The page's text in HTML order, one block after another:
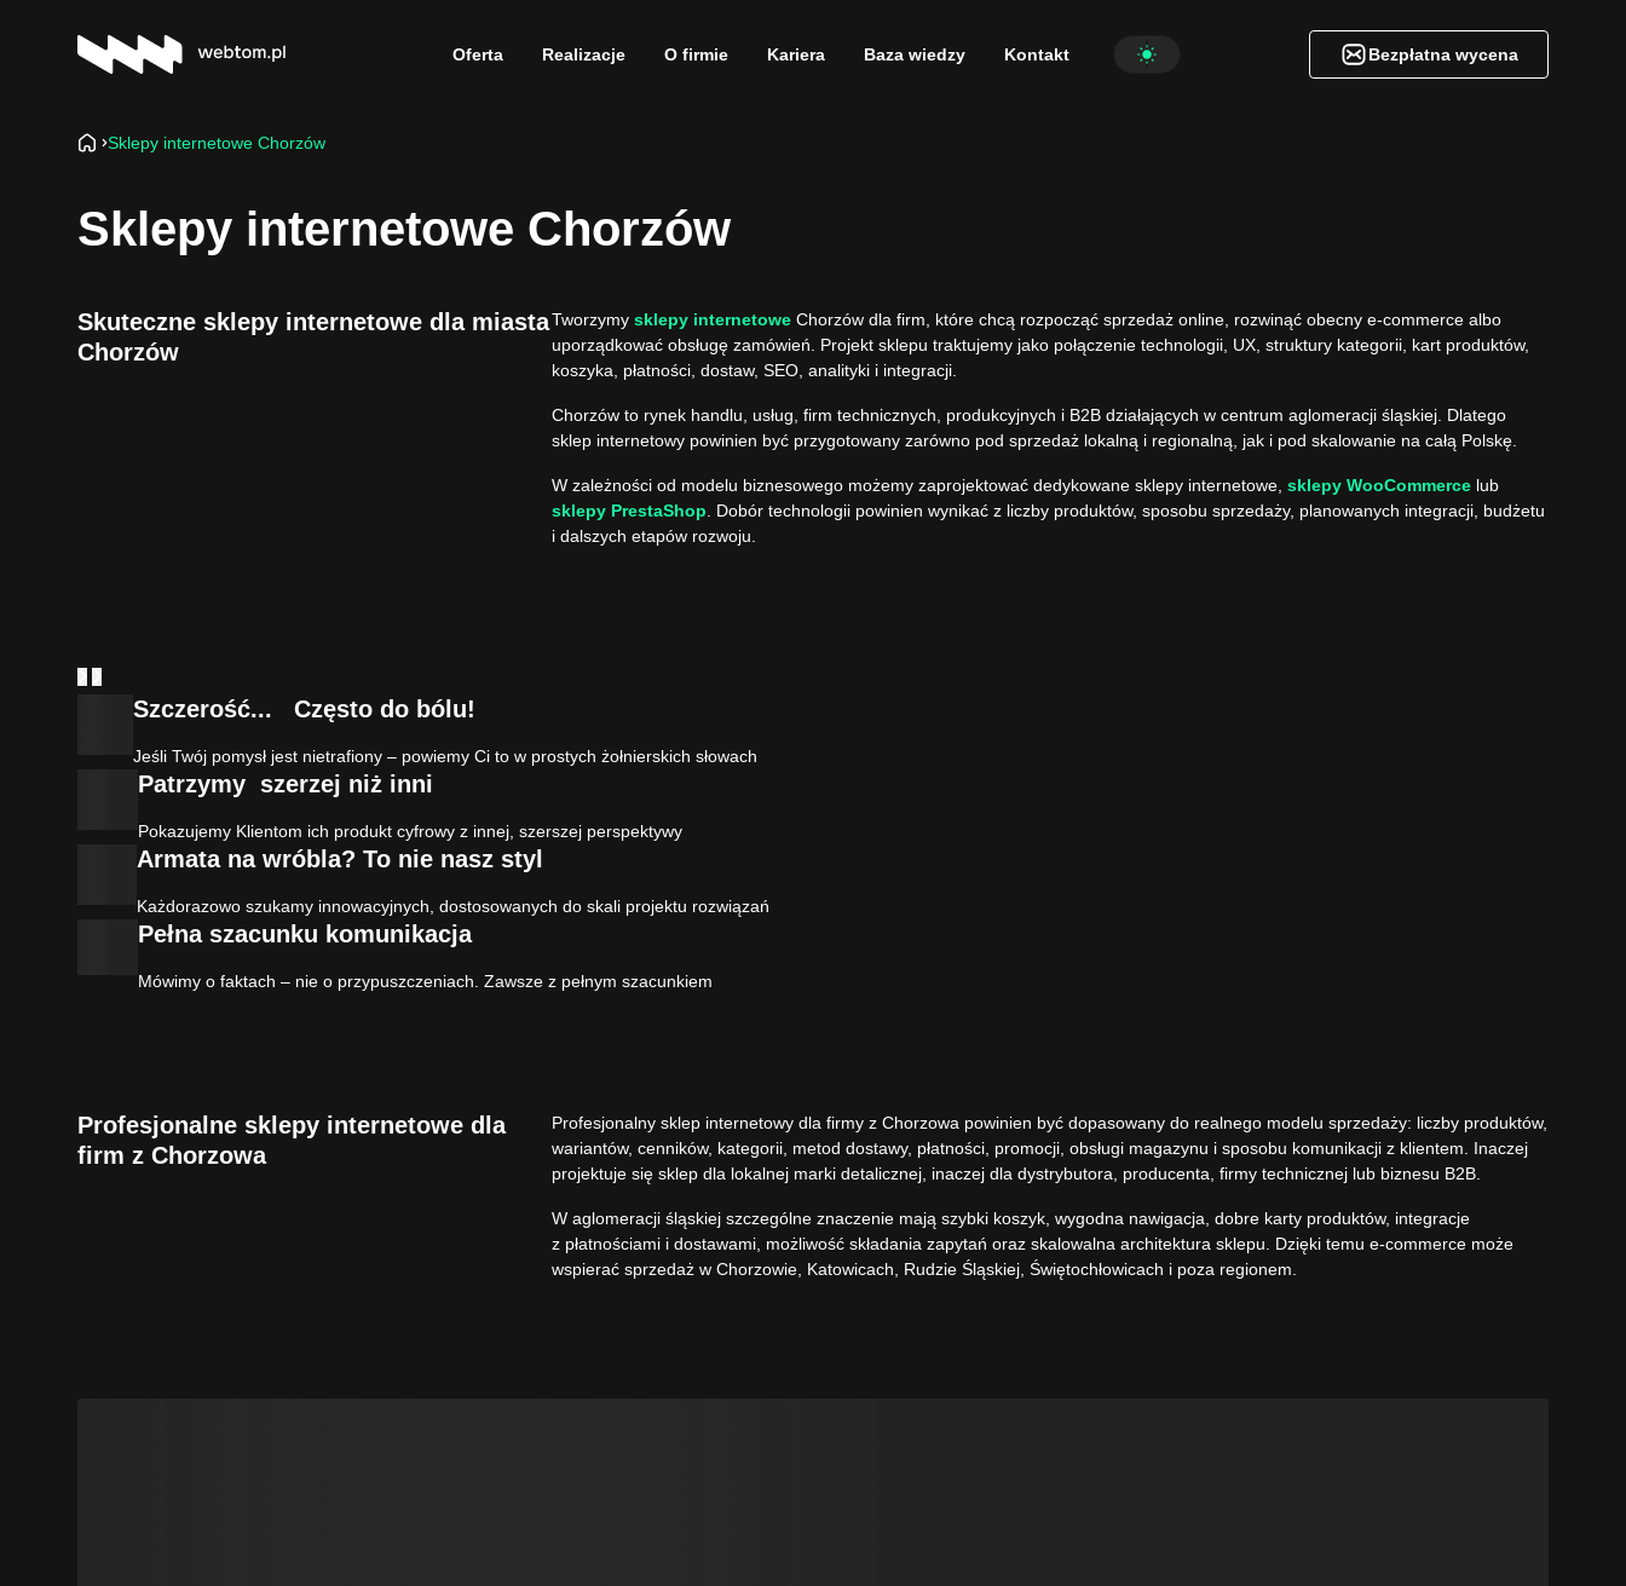
Oferta Realizacje O firmie Kariera Baza wiedzy Kontakt Bezpłatna wycena
Sklepy internetowe Chorzów
Sklepy internetowe Chorzów
Skuteczne sklepy internetowe dla miasta
Chorzów
Tworzymy sklepy internetoweChorzów dla firm, które chcą rozpocząć sprzedaż online, rozwinąć obecny e-commerce albo
uporządkować obsługę zamówień. Projekt sklepu traktujemy jako połączenie technologii, UX, struktury kategorii, kart produktów,
koszyka, płatności, dostaw, SEO, analityki i integracji.
Chorzów to rynek handlu, usług, firm technicznych, produkcyjnych i B2B działających w centrum aglomeracji śląskiej. Dlatego
sklep internetowy powinien być przygotowany zarówno pod sprzedaż lokalną i regionalną, jak i pod skalowanie na całą Polskę.
W zależności od modelu biznesowego możemy zaprojektować dedykowane sklepy internetowe, sklepy WooCommercelub
sklepy PrestaShop . Dobór technologii powinien wynikać z liczby produktów, sposobu sprzedaży, planowanych integracji, budżetu
i dalszych etapów rozwoju.
Szczerość... Często do bólu!
Jeśli Twój pomysł jest nietrafiony – powiemy Ci to w prostych żołnierskich słowach
Patrzymy szerzej niż inni
Pokazujemy Klientom ich produkt cyfrowy z innej, szerszej perspektywy
Armata na wróbla? To nie nasz styl
Każdorazowo szukamy innowacyjnych, dostosowanych do skali projektu rozwiązań
Pełna szacunku komunikacja
Mówimy o faktach – nie o przypuszczeniach. Zawsze z pełnym szacunkiem
Profesjonalne sklepy internetowe dla
firm z Chorzowa
Profesjonalny sklep internetowy dla firmy z Chorzowa powinien być dopasowany do realnego modelu sprzedaży: liczby produktów,
wariantów, cenników, kategorii, metod dostawy, płatności, promocji, obsługi magazynu i sposobu komunikacji z klientem. Inaczej
projektuje się sklep dla lokalnej marki detalicznej, inaczej dla dystrybutora, producenta, firmy technicznej lub biznesu B2B.
W aglomeracji śląskiej szczególne znaczenie mają szybki koszyk, wygodna nawigacja, dobre karty produktów, integracje
z płatnościami i dostawami, możliwość składania zapytań oraz skalowalna architektura sklepu. Dzięki temu e-commerce może
wspierać sprzedaż w Chorzowie, Katowicach, Rudzie Śląskiej, Świętochłowicach i poza regionem.